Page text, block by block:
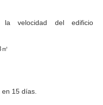
la velocidad del edificio
㎡
en 15 días